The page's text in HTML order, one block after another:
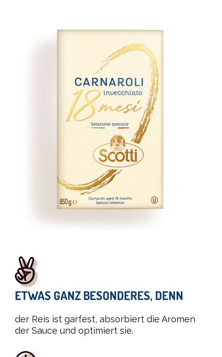
ETWAS GANZ BESONDERES, DENN
der Reis ist garfest, absorbiert die Aromen
der Sauce und optimiert sie.